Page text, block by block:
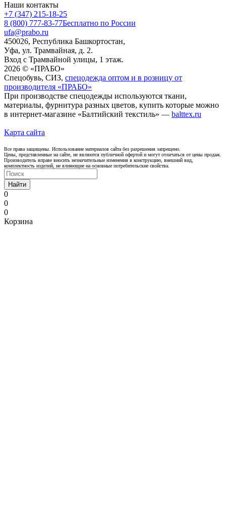
Наши контакты
+7 (347) 215-18-25
8 (800) 777-83-77Бесплатно по России
ufa@prabo.ru
450026, Республика Башкортостан,
Уфа, ул. Трамвайная, д. 2.
Вход с Трамвайной улицы, 1 этаж.
2026 © «ПРАБО»
Спецобувь, СИЗ, спецодежда оптом и в розницу от
производителя «ПРАБО»
При производстве спецодежды используются ткани,
материалы, фурнитура разных цветов, купить которые можно
в интернет-магазине «Балтийский текстиль» — balttex.ru
Карта сайта
Все права защищены. Использование материалов сайта без разрешения запрещено.
Цены, представленные на сайте, не являются публичной офертой и могут отличаться от цены продаж.
Производитель вправе вносить незначительные изменения в конструкцию, внешний вид,
комплектность изделий, не влияющие на основные потребительские свойства.
Найти
0
0
0
Корзина